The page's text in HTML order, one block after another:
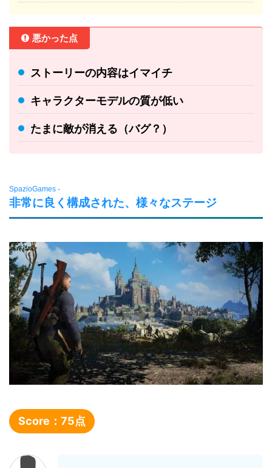
悪かった点
ストーリーの内容はイマイチ
キャラクターモデルの質が低い
たまに敵が消える（バグ？）
SpazioGames -
非常に良く構成された、様々なステージ
Score： 75点